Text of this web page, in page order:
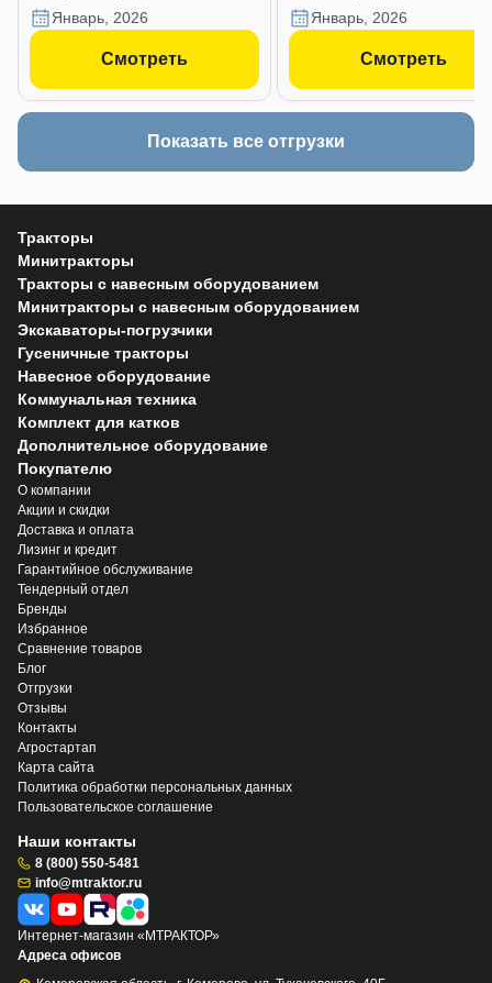
январь, 2026
Смотреть
январь, 2026
Смотреть
Показать все отгрузки
Тракторы
Минитракторы
Тракторы с навесным оборудованием
Минитракторы с навесным оборудованием
Экскаваторы-погрузчики
Гусеничные тракторы
Навесное оборудование
Коммунальная техника
Комплект для катков
Дополнительное оборудование
Покупателю
О компании
Акции и скидки
Доставка и оплата
Лизинг и кредит
Гарантийное обслуживание
Тендерный отдел
Бренды
Избранное
Сравнение товаров
Блог
Отгрузки
Отзывы
Контакты
Агростартап
Карта сайта
Политика обработки персональных данных
Пользовательское соглашение
Наши контакты
8 (800) 550-5481
info@mtraktor.ru
Интернет-магазин «МТРАКТОР»
Адреса офисов